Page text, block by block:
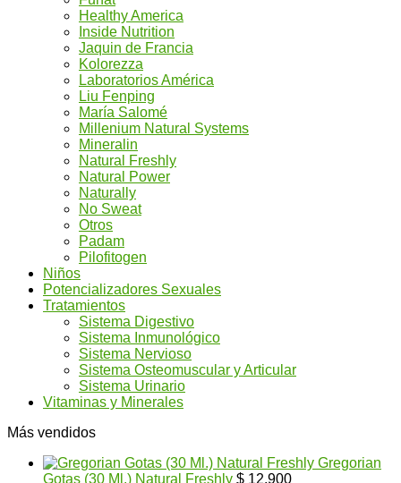
Healthy America
Inside Nutrition
Jaquin de Francia
Kolorezza
Laboratorios América
Liu Fenping
María Salomé
Millenium Natural Systems
Mineralin
Natural Freshly
Natural Power
Naturally
No Sweat
Otros
Padam
Pilofitogen
Niños
Potencializadores Sexuales
Tratamientos
Sistema Digestivo
Sistema Inmunológico
Sistema Nervioso
Sistema Osteomuscular y Articular
Sistema Urinario
Vitaminas y Minerales
Más vendidos
Gregorian
Gotas (30 Ml.) Natural Freshly $ 12.900